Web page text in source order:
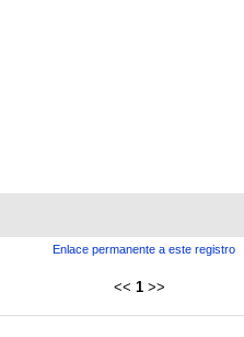
Enlace permanente a este registro
<< 1 >>